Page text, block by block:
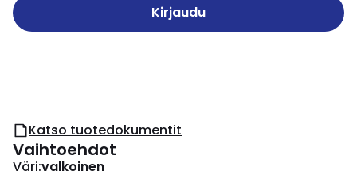
Kirjaudu
Katso tuotedokumentit
Vaihtoehdot
Väri:valkoinen